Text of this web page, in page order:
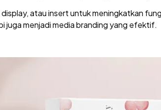
atau insert untuk meningkatkan
juga menjadi media branding yang efektif.